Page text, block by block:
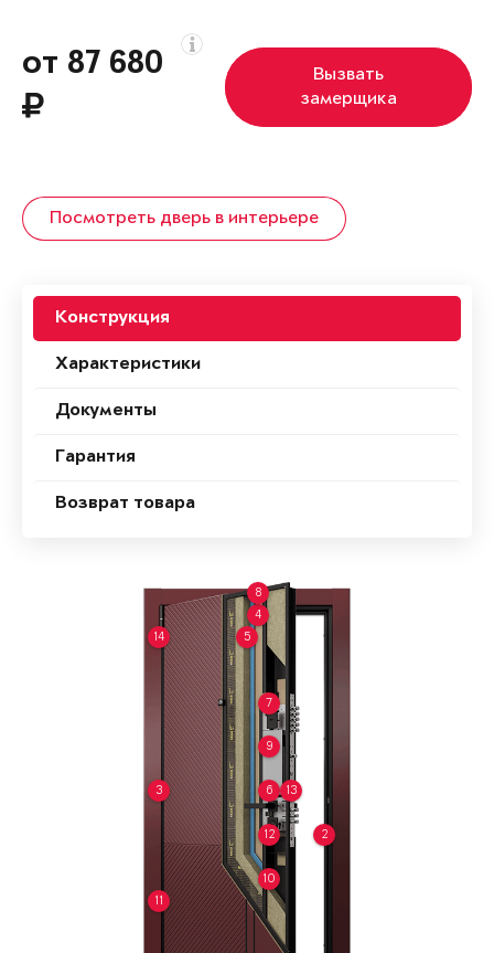
от 87 680
Вызвать
замерщика
Посмотреть дверь в интерьере
Конструкция
Характеристики
Документы
Гарантия
Возврат товара
2
3
4
5
6
7
8
9
10
11
12
13
14